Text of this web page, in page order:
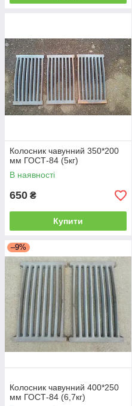
Колосник чавунний 350*200
мм ГОСТ-84 (5кг)
В наявності
650 ₴
Купити
–9%
Колосник чавунний 400*250
мм ГОСТ-84 (6,7кг)